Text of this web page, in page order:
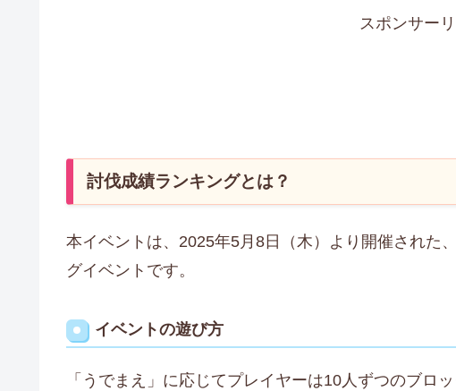
スポンサー
討伐成績ランキングとは？
本イベントは、2025年5月8日（木）より開催された
グイベントです。
イベントの遊び方
「うでまえ」に応じてプレイヤーは10人ずつのブロ